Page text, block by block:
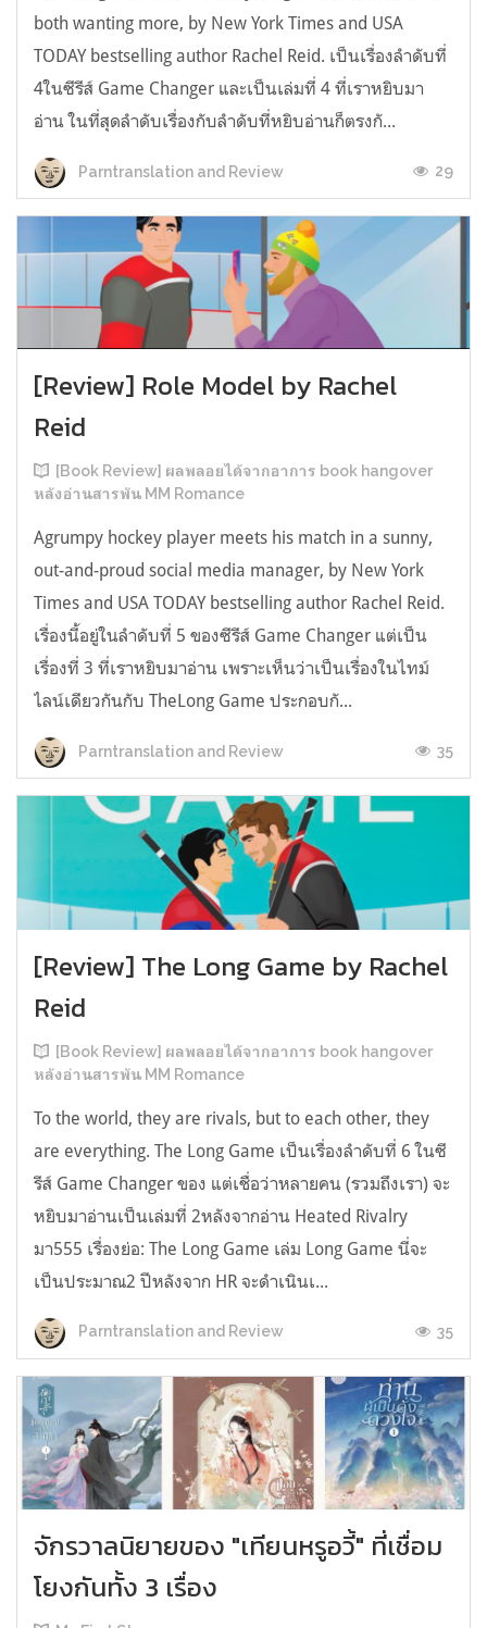
both wanting more, by New York Times and USA
TODAY bestselling author Rachel Reid. เป็นเรื่องลำดับที่
4ในซีรีส์ Game Changer และเป็นเล่มที่ 4 ที่เราหยิบมา
อ่าน ในที่สุดลำดับเรื่องกับลำดับที่หยิบอ่านก็ตรงกั...
Parntranslation and Review 29
[Review] Role Model by Rachel
Reid
[Book Review] ผลพลอยได้จากอาการ book hangover
หลังอ่านสารพัน MM Romance
Agrumpy hockey player meets his match in a sunny,
out-and-proud social media manager, by New York
Times and USA TODAY bestselling author Rachel Reid.
เรื่องนี้อยู่ในลำดับที่ 5 ของซีรีส์ Game Changer แต่เป็น
เรื่องที่ 3 ที่เราหยิบมาอ่าน เพราะเห็นว่าเป็นเรื่องในไทม์
ไลน์เดียวกันกับ TheLong Game ประกอบกั...
Parntranslation and Review 35
[Review] The Long Game by Rachel
Reid
[Book Review] ผลพลอยได้จากอาการ book hangover
หลังอ่านสารพัน MM Romance
To the world, they are rivals, but to each other, they
are everything. The Long Game เป็นเรื่องลำดับที่ 6 ในซี
รีส์ Game Changer ของ แต่เชื่อว่าหลายคน (รวมถึงเรา) จะ
หยิบมาอ่านเป็นเล่มที่ 2หลังจากอ่าน Heated Rivalry
มา555 เรื่องย่อ: The Long Game เล่ม Long Game นี่จะ
เป็นประมาณ2 ปีหลังจาก HR จะดำเนินเ...
Parntranslation and Review 35
จักรวาลนิยายของ "เทียนหรูอวี้" ที่เชื่อม
โยงกันทั้ง 3 เรื่อง